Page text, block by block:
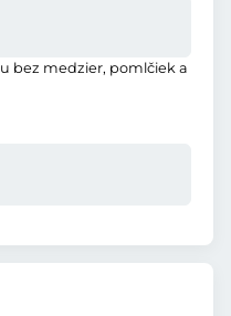
bez medzier, pomlčiek a